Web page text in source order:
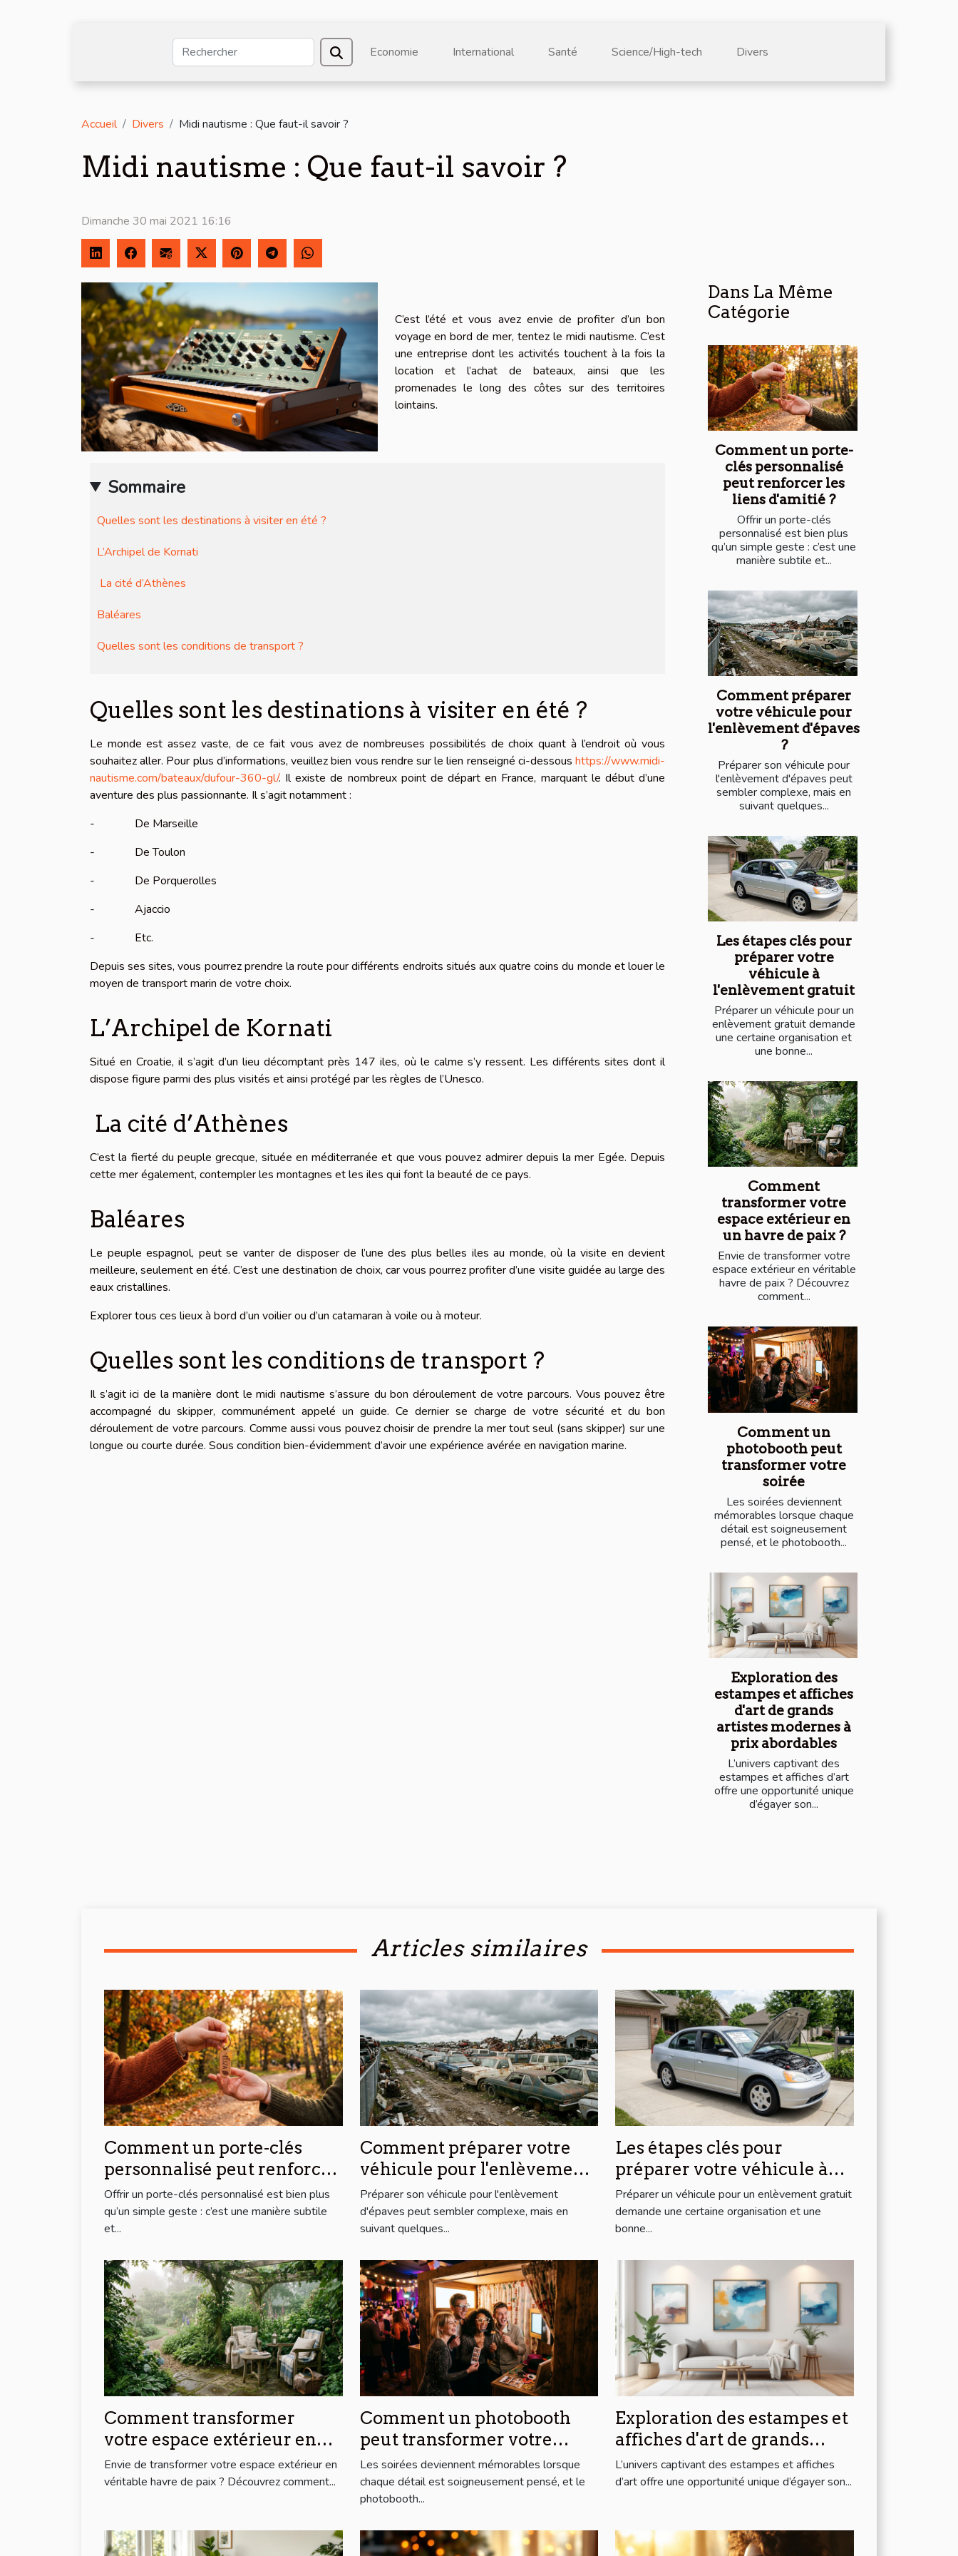
Economie International Santé Science/High-tech Divers
Accueil Divers Midi nautisme : Que faut-il savoir ?
Midi nautisme : Que faut-il savoir ?
Dimanche 30 mai 2021 16:16
Sommaire
Quelles sont les destinations à visiter en été ?
L’Archipel de Kornati
La cité d’Athènes
Baléares
Quelles sont les conditions de transport ?
C’est l’été et vous avez envie de profiter d’un bon
voyage en bord de mer, tentez le midi nautisme. C’est
une entreprise dont les activités touchent à la fois la
location et l’achat de bateaux, ainsi que les
promenades le long des côtes sur des territoires
lointains.
Quelles sont les destinations à visiter en été ?
Le monde est assez vaste, de ce fait vous avez de nombreuses possibilités de choix quant à l’endroit où vous
souhaitez aller. Pour plus d’informations, veuillez bien vous rendre sur le lien renseigné ci-dessous https://www.midi-
nautisme.com/bateaux/dufour-360-gl/. Il existe de nombreux point de départ en France, marquant le début d’une
aventure des plus passionnante. Il s’agit notamment :
- De Marseille
- De Toulon
- De Porquerolles
- Ajaccio
- Etc.
Depuis ses sites, vous pourrez prendre la route pour différents endroits situés aux quatre coins du monde et louer le
moyen de transport marin de votre choix.
L’Archipel de Kornati
Situé en Croatie, il s’agit d’un lieu décomptant près 147 iles, où le calme s’y ressent. Les différents sites dont il
dispose figure parmi des plus visités et ainsi protégé par les règles de l’Unesco.
La cité d’Athènes
C’est la fierté du peuple grecque, située en méditerranée et que vous pouvez admirer depuis la mer Egée. Depuis
cette mer également, contempler les montagnes et les iles qui font la beauté de ce pays.
Baléares
Le peuple espagnol, peut se vanter de disposer de l’une des plus belles iles au monde, où la visite en devient
meilleure, seulement en été. C’est une destination de choix, car vous pourrez profiter d’une visite guidée au large des
eaux cristallines.
Explorer tous ces lieux à bord d’un voilier ou d’un catamaran à voile ou à moteur.
Quelles sont les conditions de transport ?
Il s’agit ici de la manière dont le midi nautisme s’assure du bon déroulement de votre parcours. Vous pouvez être
accompagné du skipper, communément appelé un guide. Ce dernier se charge de votre sécurité et du bon
déroulement de votre parcours. Comme aussi vous pouvez choisir de prendre la mer tout seul (sans skipper) sur une
longue ou courte durée. Sous condition bien-évidemment d’avoir une expérience avérée en navigation marine.
Dans La Même
Catégorie
Comment un porte-
clés personnalisé
peut renforcer les
liens d'amitié ?
Offrir un porte-clés
personnalisé est bien plus
qu’un simple geste : c’est une
manière subtile et...
Comment préparer
votre véhicule pour
l'enlèvement d'épaves
?
Préparer son véhicule pour
l'enlèvement d'épaves peut
sembler complexe, mais en
suivant quelques...
Les étapes clés pour
préparer votre
véhicule à
l'enlèvement gratuit
Préparer un véhicule pour un
enlèvement gratuit demande
une certaine organisation et
une bonne...
Comment
transformer votre
espace extérieur en
un havre de paix ?
Envie de transformer votre
espace extérieur en véritable
havre de paix ? Découvrez
comment...
Comment un
photobooth peut
transformer votre
soirée
Les soirées deviennent
mémorables lorsque chaque
détail est soigneusement
pensé, et le photobooth...
Exploration des
estampes et affiches
d'art de grands
artistes modernes à
prix abordables
L’univers captivant des
estampes et affiches d’art
offre une opportunité unique
d’égayer son...
Articles similaires
Comment un porte-clés
personnalisé peut renforcer
les liens d'amitié ?
Offrir un porte-clés personnalisé est bien plus
qu’un simple geste : c’est une manière subtile
et...
Comment préparer votre
véhicule pour l'enlèvement
d'épaves ?
Préparer son véhicule pour l'enlèvement
d'épaves peut sembler complexe, mais en
suivant quelques...
Les étapes clés pour
préparer votre véhicule à
l'enlèvement gratuit
Préparer un véhicule pour un enlèvement gratuit
demande une certaine organisation et une
bonne...
Comment transformer
votre espace extérieur en
un havre de paix ?
Envie de transformer votre espace extérieur en
véritable havre de paix ? Découvrez comment...
Comment un photobooth
peut transformer votre
soirée
Les soirées deviennent mémorables lorsque
chaque détail est soigneusement pensé, et le
photobooth...
Exploration des estampes et
affiches d'art de grands
artistes modernes à prix
abordables
L’univers captivant des estampes et affiches
d’art offre une opportunité unique d’égayer son...